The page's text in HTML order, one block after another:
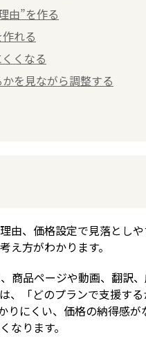
由”を作る
れる
くなる
を見ながら調整する
由、価格設定で見落とし
え方がわかります。
商品ページや動画、翻訳
、「どのプランで支援す
りにくい、価格の納得感
なります。